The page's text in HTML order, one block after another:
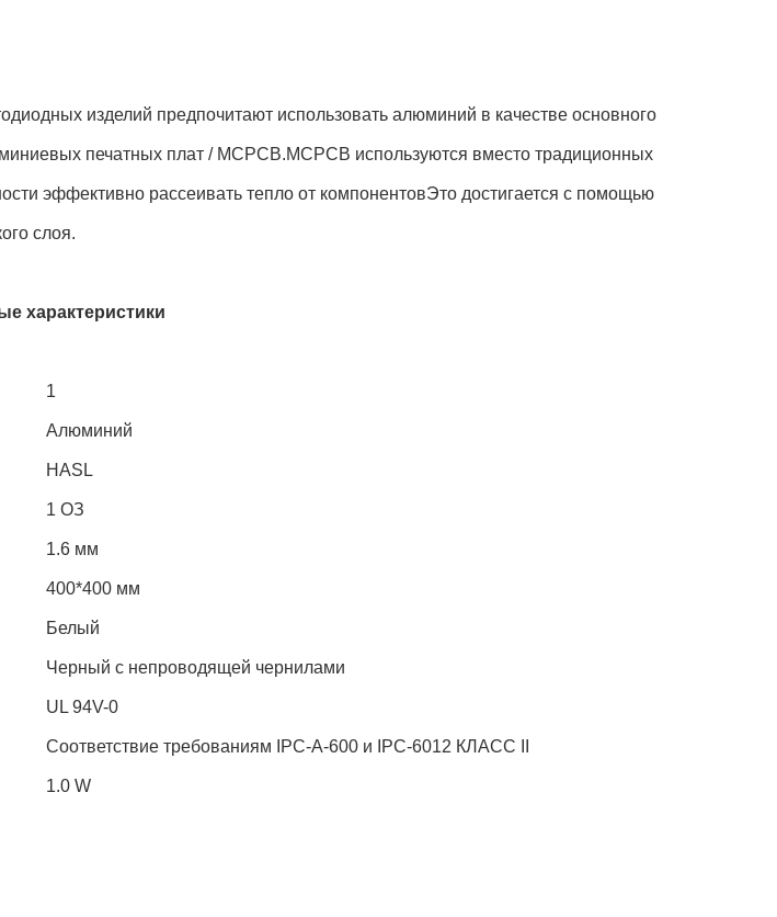
изделий предпочитают использовать алюминий в качестве основного
печатных плат / MCPCB.MCPCB используются вместо традиционных
эффективно рассеивать тепло от компонентовЭто достигается с помощью
слоя.
характеристики
1
Алюминий
HASL
1 ОЗ
1.6 мм
400*400 мм
Белый
Черный с непроводящей чернилами
UL 94V-0
Соответствие требованиям IPC-A-600 и IPC-6012 КЛАСС II
1.0 W